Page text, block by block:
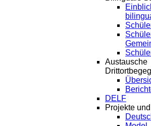
DELF
Projekte